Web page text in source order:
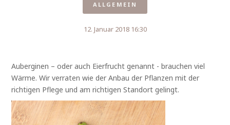
ALLGEMEIN
12. Januar 2018 16:30
Auberginen – oder auch Eierfrucht genannt - brauchen viel
Wärme. Wir verraten wie der Anbau der Pflanzen mit der
richtigen Pflege und am richtigen Standort gelingt.